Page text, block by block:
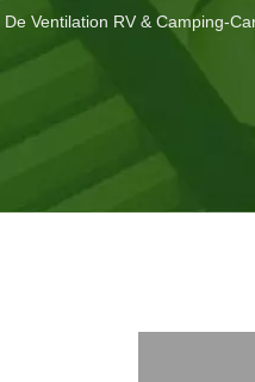
De Ventilation RV & Camping-